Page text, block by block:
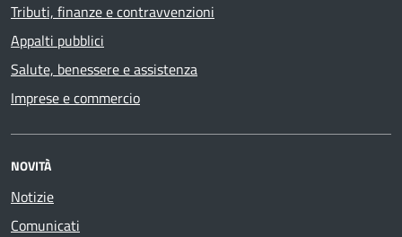
Tributi, finanze e contravvenzioni
Appalti pubblici
Salute, benessere e assistenza
Imprese e commercio
NOVITÀ
Notizie
Comunicati